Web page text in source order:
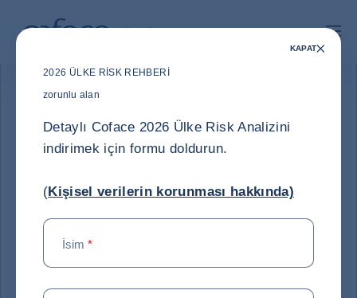
TICARET IÇIN COFACE - GRUP WEB
ana sayfaya geri dön
SAYFA
KAPAT
2026 ÜLKE RISK REHBERI
zorunlu alan
Detaylı Coface 2026 Ülke Risk Analizini
indirimek için formu doldurun.
(Kişisel verilerin korunması hakkında)
İsim *